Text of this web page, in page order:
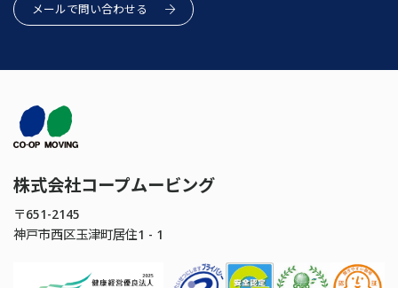
メールで問い合わせる
株式会社コープムービング
〒651-2145
神戸市西区玉津町居住1 - 1